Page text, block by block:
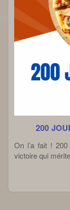
200
On l’a fait !
victoire qui